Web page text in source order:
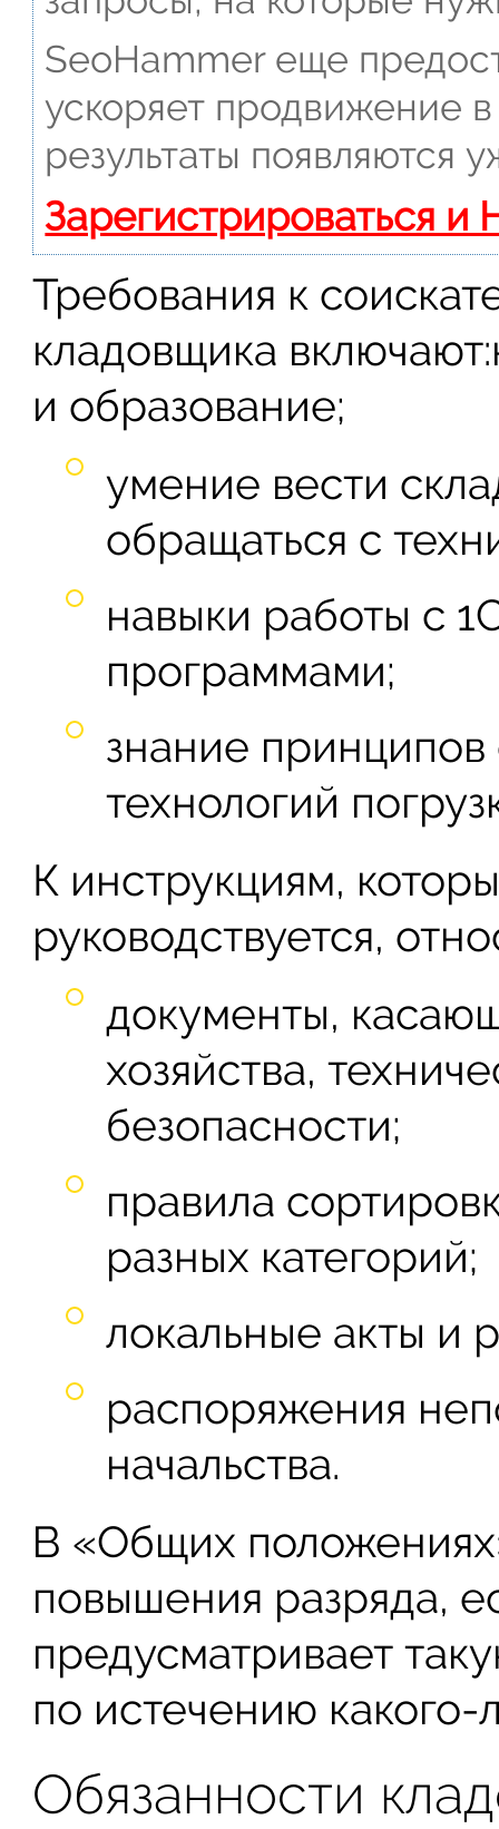
SeoHammer еще
ускоряет продвижение
результаты появляются
Зарегистрироваться и
Требования к
кладовщика
и образование;
умение вести
обращаться с
навыки работы с
программами;
знание принципов
технологий
К инструкциям,
руководствуется,
документы,
хозяйства,
безопасности;
правила
разных категорий;
локальные акты и
распоряжения
начальства.
В «Общих
повышения разряда,
предусматривает
по истечению
Обязанности